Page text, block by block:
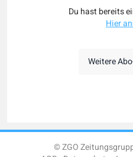
Du hast bereits
Hier
Weitere
© ZGO